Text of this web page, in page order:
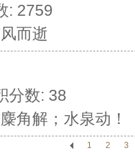
: 2759
而逝
分数: 38
角解；水泉动！
1 2 3